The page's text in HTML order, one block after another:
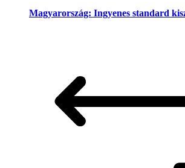
Magyarország: Ingyenes standard